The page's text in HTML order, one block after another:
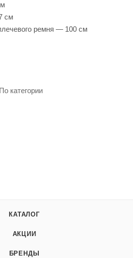
см
ремня — 100 см
По категории
КАТАЛОГ
АКЦИИ
БРЕНДЫ